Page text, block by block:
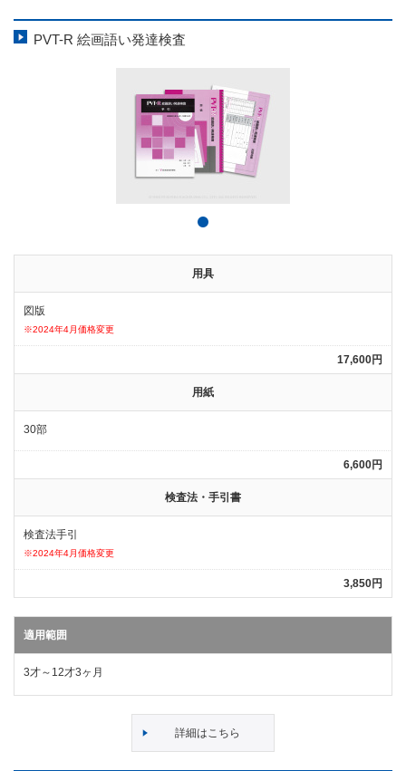
PVT-R 絵画語い発達検査
用具
図版
※2024年4月価格変更
17,600円
用紙
30部
6,600円
検査法・手引書
検査法手引
※2024年4月価格変更
3,850円
適用範囲
3才～12才3ヶ月
詳細はこちら